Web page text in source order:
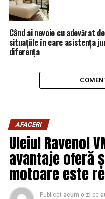
Când ai nevoie cu adevărat
situațiile în care asistența
diferența
AFACERI
Uleiul Ravenol
avantaje oferă
motoare este
Publicat acum o zi pe